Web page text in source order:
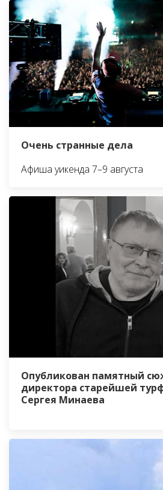
Очень странные дела
Афиша уикенда 7–9 августа
Опубликован памятный
директора старейшей
Сергея Минаева